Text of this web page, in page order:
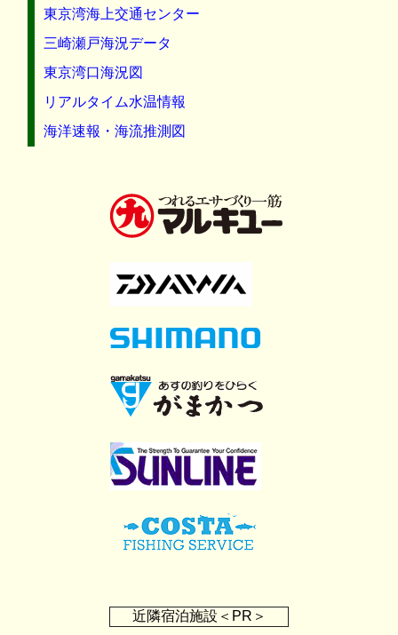
東京湾海上交通センター
三崎瀬戸海況データ
東京湾口海況図
リアルタイム水温情報
海洋速報・海流推測図
近隣宿泊施設＜PR＞